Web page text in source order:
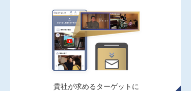
貴社が求めるターゲットに